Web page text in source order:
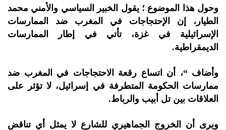
وحول هذا الموضوع ؛ يقول الخبير السياسي والأمني محمد
الطيار، إن الإحتجاجات في المغرب ضد الممارسات
الإسرائيلية في غزة، تأتي في إطار الممارسات
الديمقراطية.
وأضاف “، أن اتساع رقعة الاحتجاجات في المغرب ضد
ممارسات الحكومة المتطرفة في إسرائيل، لا تؤثر على
العلاقات بين تل أبيب والرباط.
ويرى أن الخروج الجماهيري للشارع لا يمثل أي تناقض